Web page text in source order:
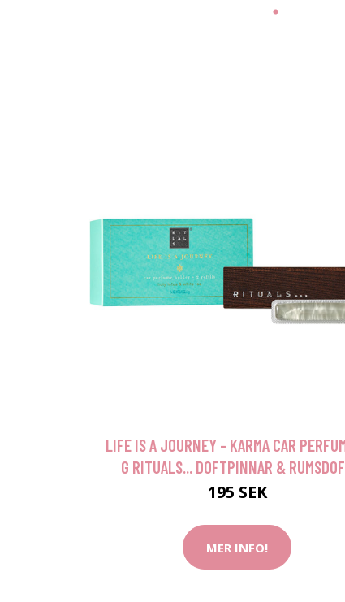
LIFE IS A JOURNEY - KARMA CAR
G RITUALS... DOFTPINNAR &
195 SEK
MER INFO!